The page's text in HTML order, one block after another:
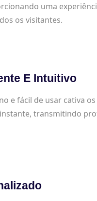
uma
os visitantes.
E Intuitivo
e fácil de usar cativa
transmitindo